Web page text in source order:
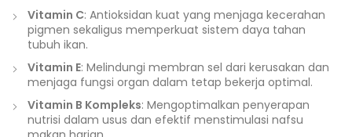
Vitamin C: Antioksidan kuat yang menjaga kecerahan
pigmen sekaligus memperkuat sistem daya tahan
tubuh ikan.
Vitamin E: Melindungi membran sel dari kerusakan dan
menjaga fungsi organ dalam tetap bekerja optimal.
Vitamin B Kompleks: Mengoptimalkan penyerapan
nutrisi dalam usus dan efektif menstimulasi nafsu